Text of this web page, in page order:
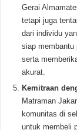
Gerai
tetapi juga
dari individu
siap membantu
serta
akurat.
Kemitraan
Matraman
komunitas di
untuk membeli